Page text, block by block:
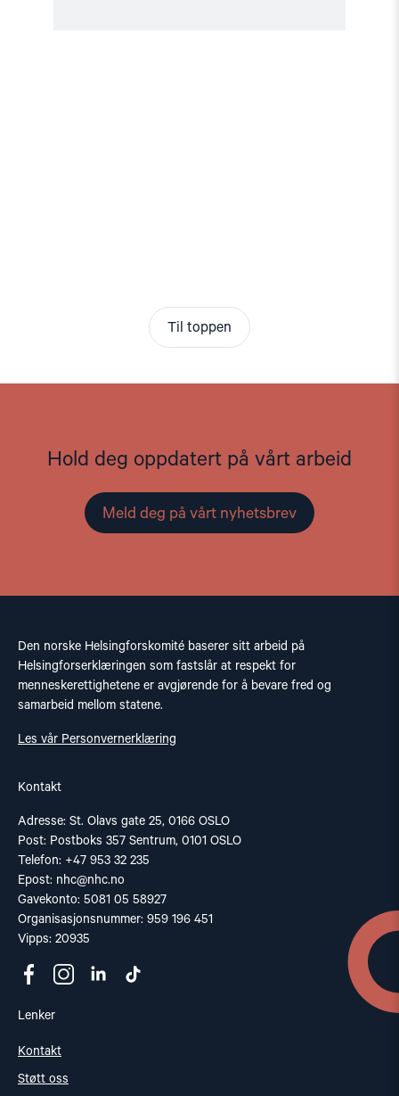
Til toppen
Hold deg oppdatert på vårt arbeid
Meld deg på vårt nyhetsbrev
Den norske Helsingforskomité baserer sitt arbeid på
Helsingforserklæringen som fastslår at respekt for
menneskerettighetene er avgjørende for å bevare fred og
samarbeid mellom statene.
Les vår Personvernerklæring
Kontakt
Adresse: St. Olavs gate 25, 0166 OSLO
Post: Postboks 357 Sentrum, 0101 OSLO
Telefon: +47 953 32 235
Epost: nhc@nhc.no
Gavekonto: 5081 05 58927
Organisasjonsnummer: 959 196 451
Vipps: 20935
Lenker
Kontakt
Støtt oss